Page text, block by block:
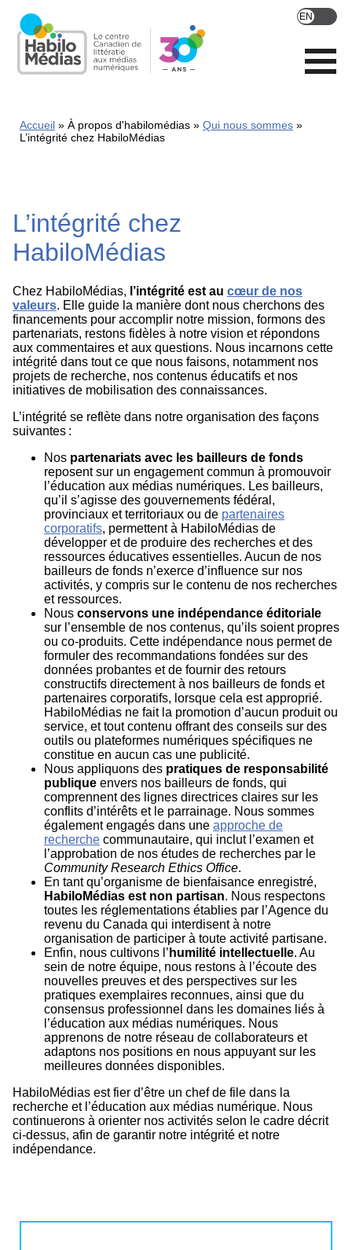
main
content
Accueil À propos d'habilomédias
Qui nous sommes
L’intégrité chez HabiloMédias
L’intégrité chez
HabiloMédias
Chez HabiloMédias, l’intégrité est au cœur de nos
valeurs. Elle guide la manière dont nous cherchons des
financements pour accomplir notre mission, formons des
partenariats, restons fidèles à notre vision et répondons
aux commentaires et aux questions. Nous incarnons cette
intégrité dans tout ce que nous faisons, notamment nos
projets de recherche, nos contenus éducatifs et nos
initiatives de mobilisation des connaissances.
L’intégrité se reflète dans notre organisation des façons
suivantes :
Nos partenariats avec les bailleurs de fonds
reposent sur un engagement commun à promouvoir
l’éducation aux médias numériques. Les bailleurs,
qu’il s’agisse des gouvernements fédéral,
provinciaux et territoriaux ou de partenaires
corporatifs, permettent à HabiloMédias de
développer et de produire des recherches et des
ressources éducatives essentielles. Aucun de nos
bailleurs de fonds n’exerce d’influence sur nos
activités, y compris sur le contenu de nos recherches
et ressources.
Nous conservons une indépendance éditoriale
sur l’ensemble de nos contenus, qu’ils soient propres
ou co-produits. Cette indépendance nous permet de
formuler des recommandations fondées sur des
données probantes et de fournir des retours
constructifs directement à nos bailleurs de fonds et
partenaires corporatifs, lorsque cela est approprié.
HabiloMédias ne fait la promotion d’aucun produit ou
service, et tout contenu offrant des conseils sur des
outils ou plateformes numériques spécifiques ne
constitue en aucun cas une publicité.
Nous appliquons des pratiques de responsabilité
publique envers nos bailleurs de fonds, qui
comprennent des lignes directrices claires sur les
conflits d’intérêts et le parrainage. Nous sommes
également engagés dans une approche de
recherche communautaire, qui inclut l’examen et
l’approbation de nos études de recherches par le
Community Research Ethics Office.
En tant qu’organisme de bienfaisance enregistré,
HabiloMédias est non partisan. Nous respectons
toutes les réglementations établies par l’Agence du
revenu du Canada qui interdisent à notre
organisation de participer à toute activité partisane.
Enfin, nous cultivons l’ humilité intellectuelle. Au
sein de notre équipe, nous restons à l’écoute des
nouvelles preuves et des perspectives sur les
pratiques exemplaires reconnues, ainsi que du
consensus professionnel dans les domaines liés à
l’éducation aux médias numériques. Nous
apprenons de notre réseau de collaborateurs et
adaptons nos positions en nous appuyant sur les
meilleures données disponibles.
HabiloMédias est fier d’être un chef de file dans la
recherche et l’éducation aux médias numérique. Nous
continuerons à orienter nos activités selon le cadre décrit
ci-dessus, afin de garantir notre intégrité et notre
indépendance.